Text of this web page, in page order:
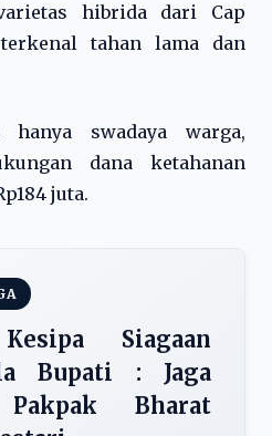
hibrida dari Cap
tahan lama dan
swadaya warga,
dana ketahanan
juta.
Siagaan
Bupati : Jaga
Bharat